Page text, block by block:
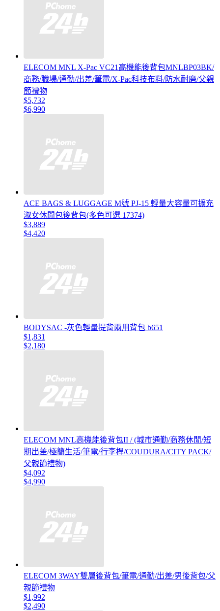
ELECOM MNL ‎X-Pac VC21高機能後背包MNLBP03BK/
商務/職場/通勤/出差/筆電/X-Pac科技布料/防水耐磨/父親
節禮物
$5,732
$6,990
ACE BAGS & LUGGAGE M號 PJ-15 輕量大容量可擴充
淑女休閒包後背包(多色可選 17374)
$3,889
$4,420
BODYSAC -灰色輕量提背兩用背包 b651
$1,831
$2,180
ELECOM MNL高機能後背包II / (城市通勤/商務休閒/短
期出差/極簡生活/筆電/行李桿/COUDURA/CITY PACK/
父親節禮物)
$4,092
$4,990
ELECOM 3WAY雙層後背包/筆電/通勤/出差/男後背包/父
親節禮物
$1,992
$2,490